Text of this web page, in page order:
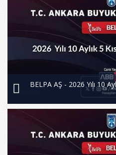
BELPA AŞ - 2026 Yılı 10